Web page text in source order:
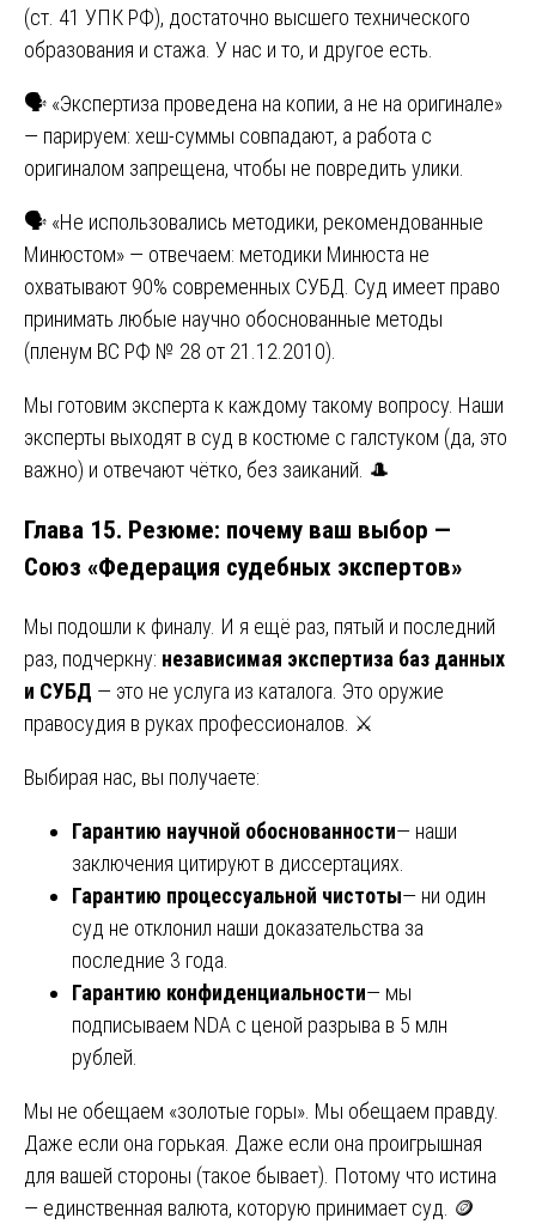
(ст. 41 УПК РФ), достаточно высшего технического
образования и стажа. У нас и то, и другое есть.
🗣️ «Экспертиза проведена на копии, а не на оригинале»
— парируем: хеш-суммы совпадают, а работа с
оригиналом запрещена, чтобы не повредить улики.
🗣️ «Не использовались методики, рекомендованные
Минюстом» — отвечаем: методики Минюста не
охватывают 90% современных СУБД. Суд имеет право
принимать любые научно обоснованные методы
(пленум ВС РФ № 28 от 21.12.2010).
Мы готовим эксперта к каждому такому вопросу. Наши
эксперты выходят в суд в костюме с галстуком (да, это
важно) и отвечают чётко, без заиканий. 🎩
Глава 15. Резюме: почему ваш выбор —
Союз «Федерация судебных экспертов»
Мы подошли к финалу. И я ещё раз, пятый и последний
раз, подчеркну: независимая экспертиза баз данных
и СУБД — это не услуга из каталога. Это оружие
правосудия в руках профессионалов. ⚔️
Выбирая нас, вы получаете:
Гарантию научной обоснованности— наши
заключения цитируют в диссертациях.
Гарантию процессуальной чистоты— ни один
суд не отклонил наши доказательства за
последние 3 года.
Гарантию конфиденциальности— мы
подписываем NDA с ценой разрыва в 5 млн
рублей.
Мы не обещаем «золотые горы». Мы обещаем правду.
Даже если она горькая. Даже если она проигрышная
для вашей стороны (такое бывает). Потому что истина
— единственная валюта, которую принимает суд. 🪙